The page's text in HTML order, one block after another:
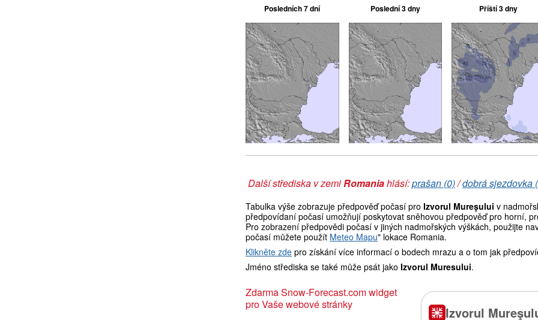
Posledních 7 dní Poslední 3 dny Příští 3 dny
Další střediska v zemiRomaniahlásí:prašan (0)/dobrá sjezdovka
Tabulka výše zobrazuje předpověď počasí pro Izvorul Mureşului v
předpovídaní počasí umožňují poskytovat sněhovou předpověď pro horní,
Pro zobrazení předpovědi počasí v jiných nadmořských výškách, použijte
počasí můžete použít Meteo Mapu" lokace Romania.
Klikněte zde pro získání více informací o bodech mrazu a o tom jak
Jméno střediska se také může psát jako Izvorul Muresului.
Zdarma Snow-Forecast.com widget
pro Vaše webové stránky